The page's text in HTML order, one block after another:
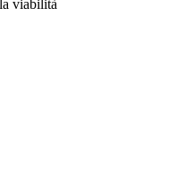
viabilità